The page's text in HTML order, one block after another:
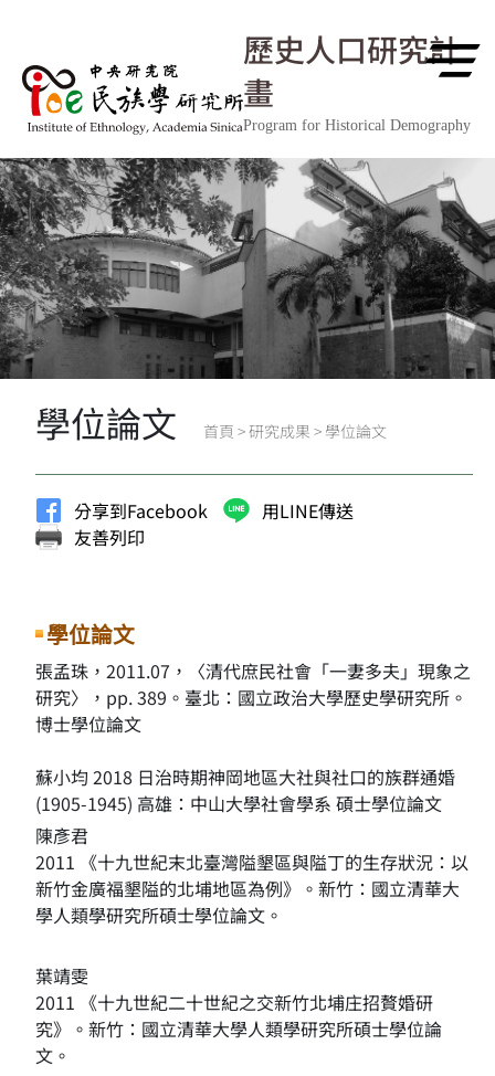
歷史人口研究計
畫
Program for Historical Demography
學位論文 首頁 >研究成果 > 學位論文
分享到Facebook
用LINE傳送
友善列印
學位論文
張孟珠，2011.07，〈清代庶民社會「一妻多夫」現象之
研究〉，pp. 389。臺北：國立政治大學歷史學研究所。
博士學位論文
蘇小均 2018 日治時期神岡地區大社與社口的族群通婚
(1905-1945) 高雄：中山大學社會學系 碩士學位論文
陳彥君
2011 《十九世紀末北臺灣隘墾區與隘丁的生存狀況：以
新竹金廣福墾隘的北埔地區為例》。新竹：國立清華大
學人類學研究所碩士學位論文。
葉靖雯
2011 《十九世紀二十世紀之交新竹北埔庄招贅婚研
究》。新竹：國立清華大學人類學研究所碩士學位論
文。